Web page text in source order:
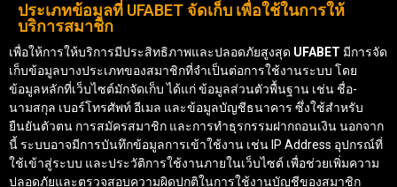
ประเภทข้อมูลที่ UFABET จัดเก็บ เพื่อใช้ในการให้
บริการสมาชิก
เพื่อให้การให้บริการมีประสิทธิภาพและปลอดภัยสูงสุด UFABET มีการจัด
เก็บข้อมูลบางประเภทของสมาชิกที่จำเป็นต่อการใช้งานระบบ โดย
ข้อมูลหลักที่เว็บไซต์มักจัดเก็บ ได้แก่ ข้อมูลส่วนตัวพื้นฐาน เช่น ชื่อ-
นามสกุล เบอร์โทรศัพท์ อีเมล และข้อมูลบัญชีธนาคาร ซึ่งใช้สำหรับ
ยืนยันตัวตน การสมัครสมาชิก และการทำธุรกรรมฝากถอนเงิน นอกจาก
นี้ ระบบอาจมีการบันทึกข้อมูลการเข้าใช้งาน เช่น IP Address อุปกรณ์ที่
ใช้เข้าสู่ระบบ และประวัติการใช้งานภายในเว็บไซต์ เพื่อช่วยเพิ่มความ
ปลอดภัยและตรวจสอบความผิดปกติในการใช้งานบัญชีของสมาชิก